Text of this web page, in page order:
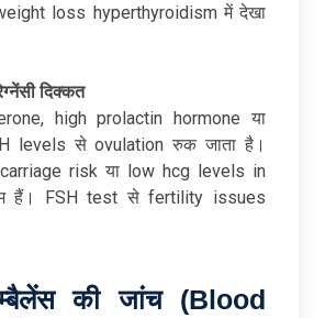
loss hyperthyroidism में देखा
दिक्कत
high prolactin hormone या
levels से ovulation रुक जाता है।
risk या low hcg levels in
हैं। FSH test से fertility issues
कीजांच (Blood